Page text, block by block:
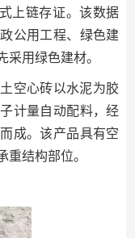
上链存证。该数据
公用工程、绿色建
用绿色建材。
空心砖以水泥为胶
计量自动配料，经
成。该产品具有空
重结构部位。